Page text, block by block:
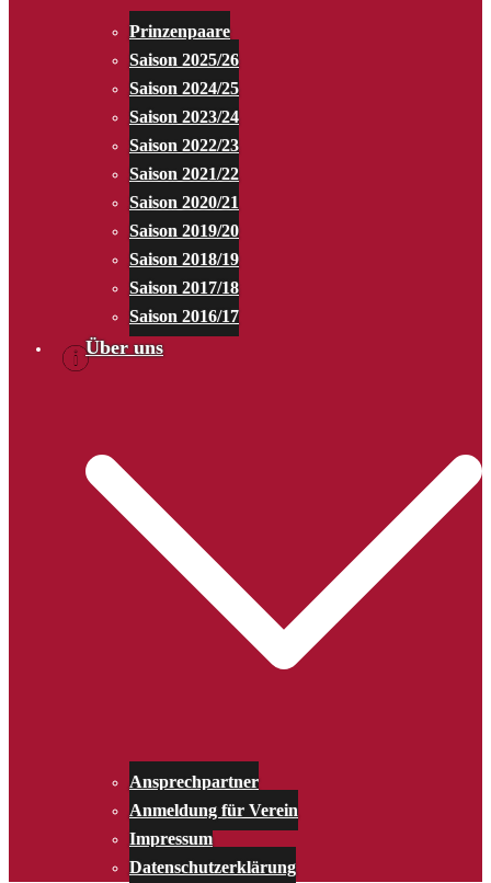
Prinzenpaare
Saison 2025/26
Saison 2024/25
Saison 2023/24
Saison 2022/23
Saison 2021/22
Saison 2020/21
Saison 2019/20
Saison 2018/19
Saison 2017/18
Saison 2016/17
Über uns
Ansprechpartner
Anmeldung für Verein
Impressum
Datenschutzerklärung